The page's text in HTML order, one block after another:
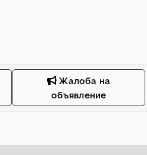
Жалоба на
объявление